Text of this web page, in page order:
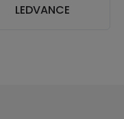
LEDVANCE